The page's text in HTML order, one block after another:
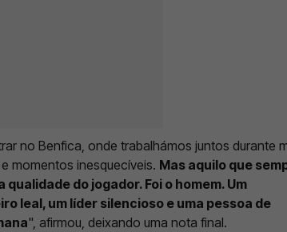
no Benfica, onde trabalhámos juntos durante
momentos inesquecíveis. Mas aquilo que
do jogador. Foi o homem. Um
leal, um líder silencioso e uma pessoa de
", afirmou, deixando uma nota final.